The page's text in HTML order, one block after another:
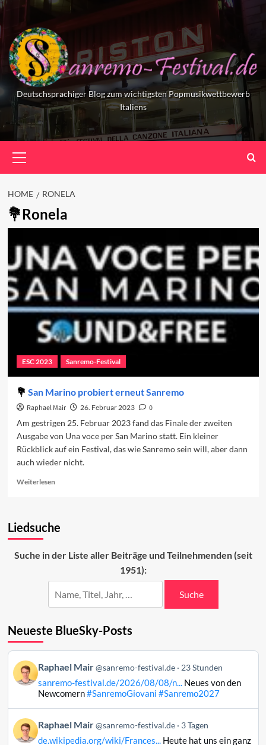
Skip
to
content
Deutschsprachiger Blog zum wichtigsten Popmusikwettbewerb
Italiens
Menu
HOME RONELA
Ronela
ESC 2023 Sanremo-Festival
San Marino probiert erneut Sanremo
Raphael Mair 26. Februar 2023
0
Am gestrigen 25. Februar 2023 fand das Finale der zweiten
Ausgabe von Una voce per San Marino statt. Ein kleiner
Rückblick auf ein Festival, das wie Sanremo sein will, aber dann
auch wieder nicht.
WeiterlesenRead
Marino
Sanremo
Liedsuche
Suche in der Liste aller Beiträge und Teilnehmenden (seit
1951):
Suche
Neueste BlueSky-Posts
Beitrag
von
Raphael
Bluesky
ansehen
Raphael Mair @sanremo-festival.de 23 Stunden
sanremo-festival.de/2026/08/08/n...Neues von den
Newcomern#SanremoGiovani #Sanremo2027
Beitrag
von
Raphael Mair @sanremo-festival.de 3 Tagen
de.wikipedia.org/wiki/Frances...Heute hat uns ein ganz